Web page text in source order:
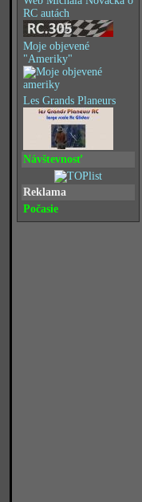
RC autách
Moje objevené
"Ameriky"
Les Grands Planeurs
Návštevnosť
Reklama
Počasie